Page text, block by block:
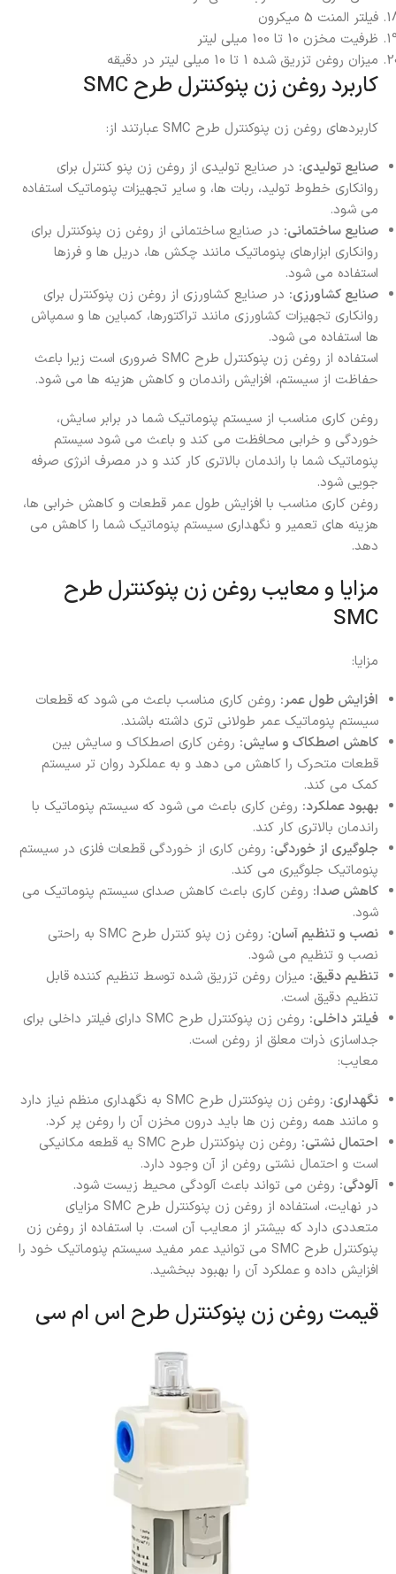
فیلتر المنت 5 میکرون
ظرفیت مخزن 10 تا 100 میلی لیتر
میزان روغن تزریق شده 1 تا 10 میلی لیتر در دقیقه
کاربرد روغن زن پنوکنترل طرح SMC
کاربردهای روغن زن پنوکنترل طرح SMC عبارتند از:
صنایع تولیدی: در صنایع تولیدی از روغن زن پنو کنترل برای
روانکاری خطوط تولید، ربات‌ ها، و سایر تجهیزات پنوماتیک استفاده
می‌ شود.
صنایع ساختمانی: در صنایع ساختمانی از روغن زن پنوکنترل برای
روانکاری ابزارهای پنوماتیک مانند چکش‌ ها، دریل‌ ها و فرزها
استفاده می‌ شود.
صنایع کشاورزی: در صنایع کشاورزی از روغن زن پنوکنترل برای
روانکاری تجهیزات کشاورزی مانند تراکتورها، کمباین‌ ها و سمپاش‌
ها استفاده می‌ شود.
استفاده از روغن زن پنوکنترل طرح SMC ضروری است زیرا باعث
حفاظت از سیستم، افزایش راندمان و کاهش هزینه‌ ها می شود.
روغن‌ کاری مناسب از سیستم پنوماتیک شما در برابر سایش،
خوردگی و خرابی محافظت می‌ کند و باعث می شود سیستم
پنوماتیک شما با راندمان بالاتری کار کند و در مصرف انرژی صرفه‌
جویی شود.
روغن‌ کاری مناسب با افزایش طول عمر قطعات و کاهش خرابی‌ ها،
هزینه‌ های تعمیر و نگهداری سیستم پنوماتیک شما را کاهش می
دهد.
مزایا و معایب روغن زن پنوکنترل طرح
SMC
مزایا:
افزایش طول عمر: روغن‌ کاری مناسب باعث می‌ شود که قطعات
سیستم پنوماتیک عمر طولانی‌ تری داشته باشند.
کاهش اصطکاک و سایش: روغن‌ کاری اصطکاک و سایش بین
قطعات متحرک را کاهش می‌ دهد و به عملکرد روان‌ تر سیستم
کمک می‌ کند.
بهبود عملکرد: روغن‌ کاری باعث می‌ شود که سیستم پنوماتیک با
راندمان بالاتری کار کند.
جلوگیری از خوردگی: روغن‌ کاری از خوردگی قطعات فلزی در سیستم
پنوماتیک جلوگیری می‌ کند.
کاهش صدا: روغن‌ کاری باعث کاهش صدای سیستم پنوماتیک می‌
شود.
نصب و تنظیم آسان:
روغن زن پنو کنترل طرح SMC به راحتی
نصب و تنظیم می‌ شود.
تنظیم دقیق: میزان روغن تزریق شده توسط تنظیم کننده قابل
تنظیم دقیق است.
فیلتر داخلی:
روغن زن پنوکنترل طرح SMC دارای فیلتر داخلی برای
جداسازی ذرات معلق از روغن است.
معایب:
نگهداری:
روغن زن پنوکنترل طرح SMC به نگهداری منظم نیاز دارد
و مانند همه روغن زن ها باید درون مخزن آن را روغن پر کرد.
احتمال نشتی:
روغن زن پنوکنترل طرح SMC یه قطعه مکانیکی
است و احتمال نشتی روغن از آن وجود دارد.
آلودگی: روغن می‌ تواند باعث آلودگی محیط زیست شود.
در نهایت، استفاده از روغن زن پنوکنترل طرح SMC مزایای
متعددی دارد که بیشتر از معایب آن است. با استفاده از روغن زن
پنوکنترل طرح SMC می‌ توانید عمر مفید سیستم پنوماتیک خود را
افزایش داده و عملکرد آن را بهبود ببخشید.
قیمت روغن زن پنوکنترل طرح اس ام سی